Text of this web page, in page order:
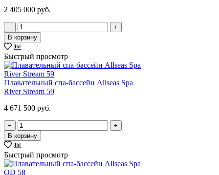
2 405 000 руб.
−
+
В корзину
Быстрый просмотр
Плавательный спа-бассейн Allseas Spa
River Stream 59
4 671 500 руб.
−
+
В корзину
Быстрый просмотр